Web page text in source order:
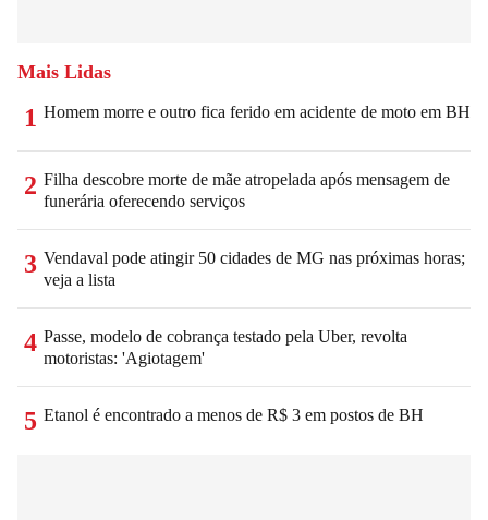
Mais Lidas
1 Homem morre e outro fica ferido em acidente de moto em BH
2 Filha descobre morte de mãe atropelada após mensagem de
funerária oferecendo serviços
3 Vendaval pode atingir 50 cidades de MG nas próximas horas;
veja a lista
4 Passe, modelo de cobrança testado pela Uber, revolta
motoristas: 'Agiotagem'
5 Etanol é encontrado a menos de R$ 3 em postos de BH